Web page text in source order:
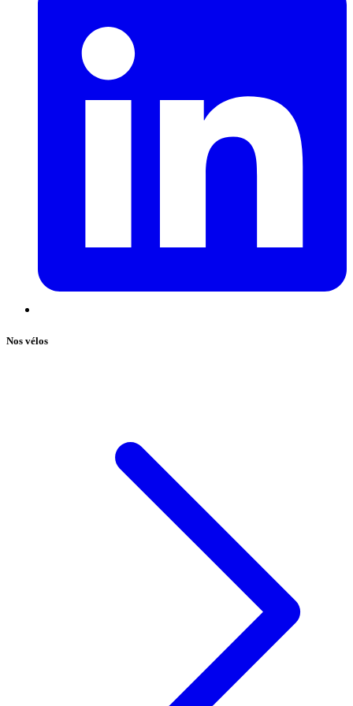
Nos vélos